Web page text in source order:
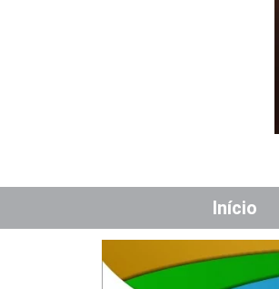
Início